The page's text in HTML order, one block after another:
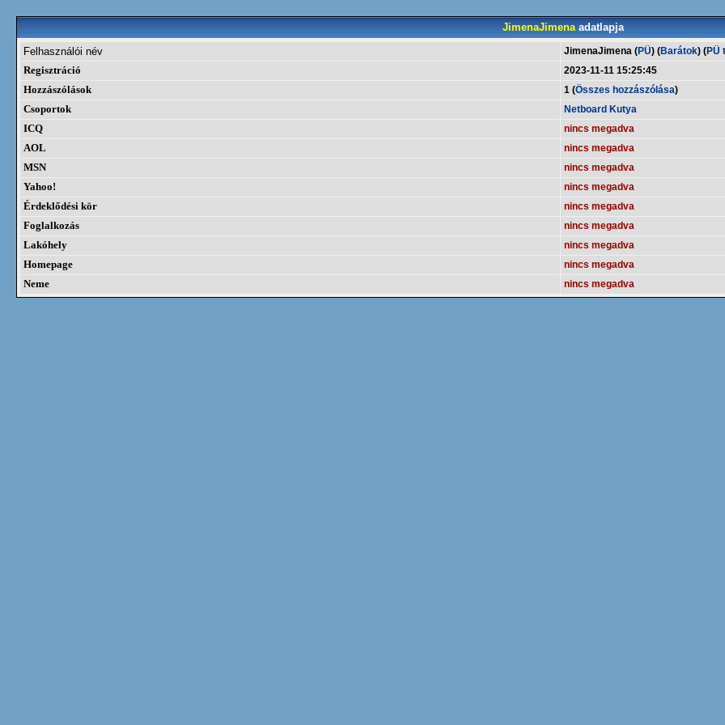
JimenaJimenaadatlapja
Felhasználói név
JimenaJimena (PÜ) (Barátok) (PÜ
Regisztráció
2023-11-11 15:25:45
Hozzászólások
1 (Összes hozzászólása)
Csoportok
Netboard Kutya
ICQ
nincs megadva
AOL
nincs megadva
MSN
nincs megadva
Yahoo!
nincs megadva
Érdeklődési kör
nincs megadva
Foglalkozás
nincs megadva
Lakóhely
nincs megadva
Homepage
nincs megadva
Neme
nincs megadva